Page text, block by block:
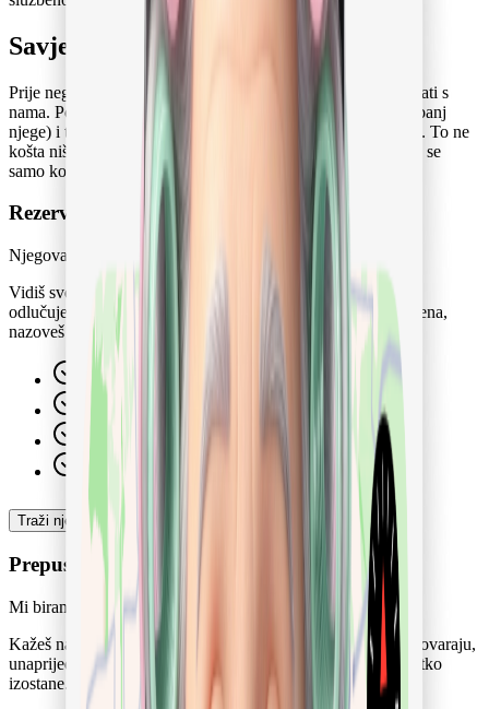
Savjetovanje je uvijek uključeno
Prije nego što kod CAIR-a nešto rezerviraš, možeš razgovarati s
nama. Poslušamo tvoju situaciju, objasnimo Pflegegrad (stupanj
njege) i troškove te predložimo njegovatelje koji odgovaraju. To ne
košta ništa dodatno i ne ovisi ni o kakvom paketu. Razlikuje se
samo koliko toga poslije preuzimaš sam.
Rezerviraj izravno
Njegovatelja biraš sam
Vidiš sve provjerene profile sa satnicom i datumom početka,
odlučuješ sam i rezerviraš izravno. Ako ti pritom treba procjena,
nazoveš nas.
Pristup svim provjerenim profilima njegovatelja
Izravan kontakt s njegovateljem
Osobno savjetovanje kad god ti zatreba
Najraniji početak sedam dana nakon rezervacije
Traži njegu Više informacija
Prepusti organizaciju
Mi biramo i brinemo se za ostalo
Kažeš nam što je potrebno. Mi biramo njegovatelje koji odgovaraju,
unaprijed planiramo izmjene i organiziramo zamjenu ako netko
izostane.